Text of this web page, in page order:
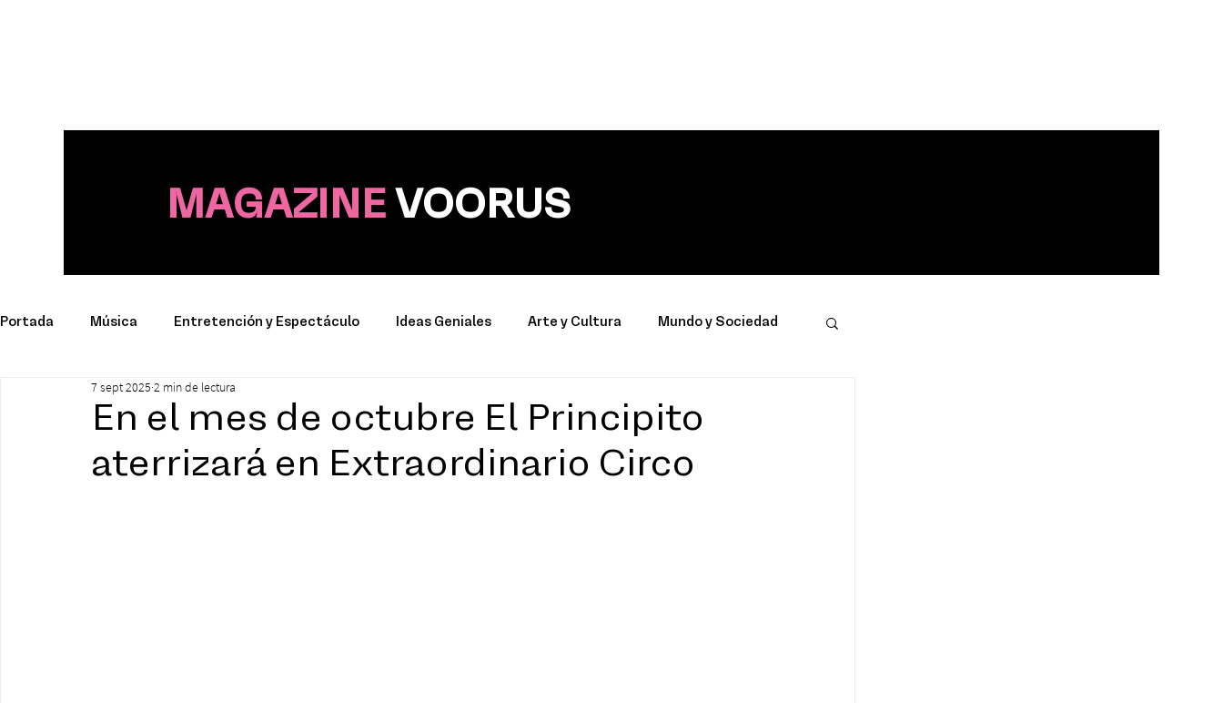
MAGAZINE VOORUS
Portada Música Entretención y Espectáculo Ideas Geniales Arte y Cultura Mundo y Sociedad
Productos y Marcas
En el mes de octubre El Principito
aterrizará en Extraordinario Circo
7 sept 2025 2 min de lectura